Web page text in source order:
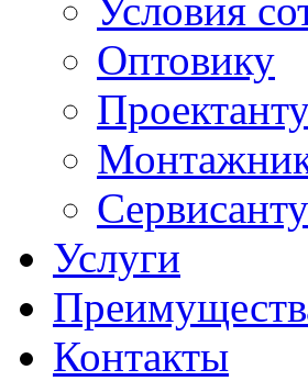
Условия
Оптовику
Сервисанту
Услуги
Контакты